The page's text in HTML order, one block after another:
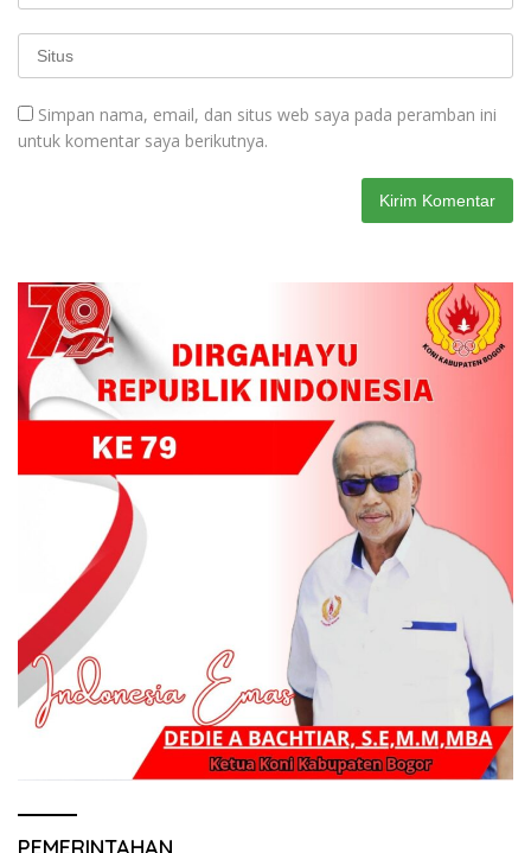
Simpan nama, email, dan situs web saya pada peramban ini
untuk komentar saya berikutnya.
PEMERINTAHAN